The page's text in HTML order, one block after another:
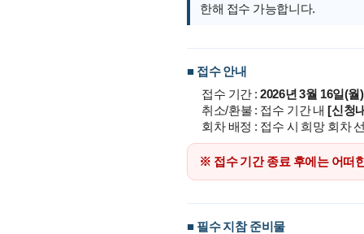
한해 접수 가능합니다.
■ 접수 안내
접수 기간 : 2026년 3월 16일(
취소/환불 : 접수 기간 내 [신청
회차 배정 : 접수 시 희망 회차
※ 접수 기간 종료 후에는 어떠
■ 필수 지참 준비물